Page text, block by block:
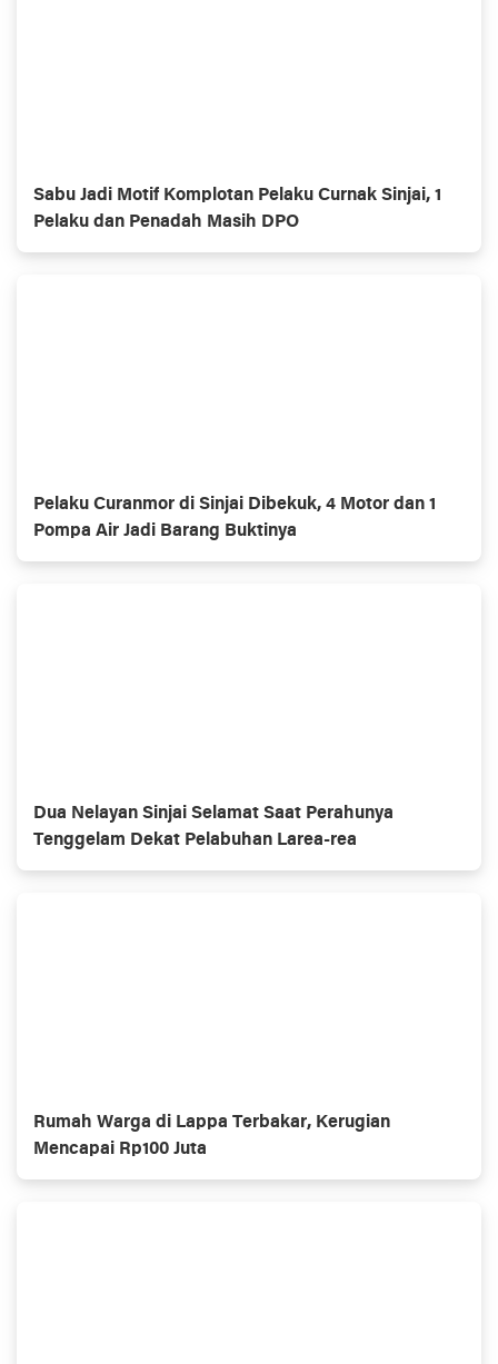
Sabu Jadi Motif Komplotan Pelaku Curnak Sinjai, 1
Pelaku dan Penadah Masih DPO
Pelaku Curanmor di Sinjai Dibekuk, 4 Motor dan 1
Pompa Air Jadi Barang Buktinya
Dua Nelayan Sinjai Selamat Saat Perahunya
Tenggelam Dekat Pelabuhan Larea-rea
Rumah Warga di Lappa Terbakar, Kerugian
Mencapai Rp100 Juta